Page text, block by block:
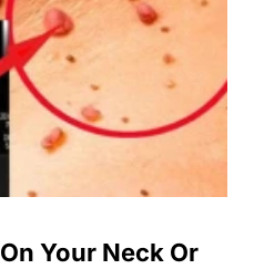
Your Neck Or